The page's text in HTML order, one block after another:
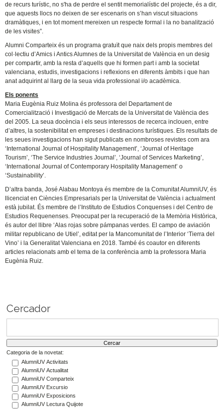
de recurs turístic, no s'ha de perdre el sentit memorialístic del projecte, és a dir,
que aquests llocs no deixen de ser escenaris on s’han viscut situacions
dramàtiques, i en tot moment mereixen un respecte formal i la no banalització
de les visites”.
Alumni Comparteix és un programa gratuït que naix dels propis membres del
col·lectiu d’Amics i Antics Alumnes de la Universitat de València en un desig
per compartir, amb la resta d’aquells que hi formen part i amb la societat
valenciana, estudis, investigacions i reflexions en diferents àmbits i que han
anat adquirint al llarg de la seua vida professional i/o acadèmica.
Els ponents
Maria Eugènia Ruiz Molina és professora del Departament de
Comercialització i Investigació de Mercats de la Universitat de València des
del 2005. La seua docència i els seus interessos de recerca inclouen, entre
d’altres, la sostenibilitat en empreses i destinacions turístiques. Els resultats de
les seues investigacions han sigut publicats en nombroses revistes com ara
‘International Journal of Hospitality Management’, ‘Journal of Heritage
Tourism’, ‘The Service Industries Journal’, ‘Journal of Services Marketing’,
‘International Journal of Contemporary Hospitality Management’ o
‘Sustainability’.
D’altra banda, José Alabau Montoya és membre de la Comunitat AlumniUV, és
llicenciat en Ciències Empresarials per la Universitat de València i actualment
està jubilat. És membre de l’Instituto de Estudios Conquenses i del Centro de
Estudios Requenenses. Preocupat per la recuperació de la Memòria Històrica,
és autor del llibre ‘Alas rojas sobre pámpanas verdes. El campo de aviación
militar republicano de Utiel’, editat per la Mancomunitat de l’Interior ‘Tierra del
Vino’ i la Generalitat Valenciana en 2018. També és coautor en diferents
articles relacionats amb el tema de la conferència amb la professora Maria
Eugènia Ruiz.
Cercador
Categoria de la novetat:
AlumniUV Activitats
AlumniUV Actualitat
AlumniUV Comparteix
AlumniUV Excursio
AlumniUV Exposicions
AlumniUV Lectura Quijote